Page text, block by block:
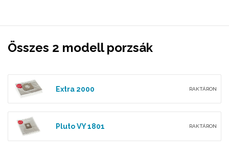
Összes 2 modell porzsák
Extra 2000 RAKTÁRON
Pluto VY 1801 RAKTÁRON